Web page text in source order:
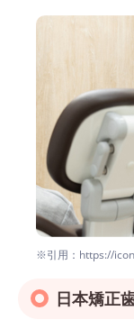
※引用：https://
日本矯正